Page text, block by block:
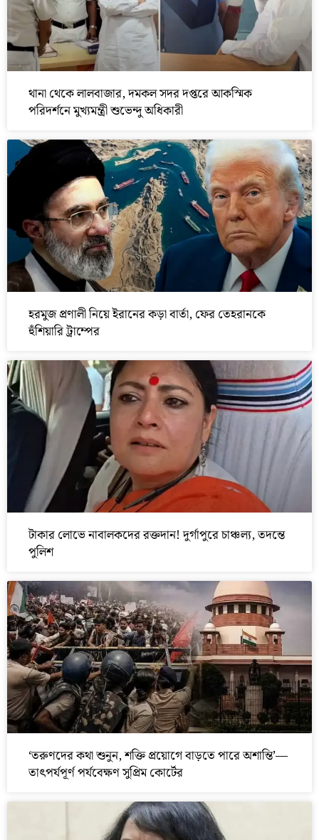
থানা থেকে লালবাজার, দমকল সদর দপ্তরে আকস্মিক
পরিদর্শনে মুখ্যমন্ত্রী শুভেন্দু অধিকারী
হরমুজ প্রণালী নিয়ে ইরানের কড়া বার্তা, ফের তেহরানকে
হুঁশিয়ারি ট্রাম্পের
টাকার লোভে নাবালকদের রক্তদান! দুর্গাপুরে চাঞ্চল্য, তদন্তে
পুলিশ
‘তরুণদের কথা শুনুন, শক্তি প্রয়োগে বাড়তে পারে অশান্তি’—
তাৎপর্যপূর্ণ পর্যবেক্ষণ সুপ্রিম কোর্টের